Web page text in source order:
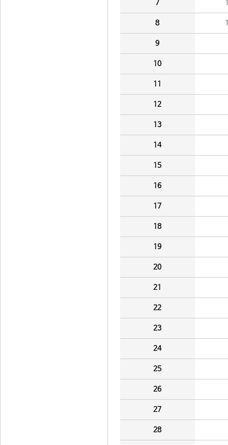
7
8
9
10
11
12
13
14
15
16
17
18
19
20
21
22
23
24
25
26
27
28